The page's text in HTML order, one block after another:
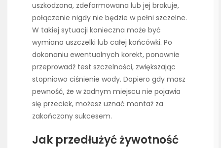
uszkodzona, zdeformowana lub jej brakuje,
połączenie nigdy nie będzie w pełni szczelne.
W takiej sytuacji konieczna może być
wymiana uszczelki lub całej końcówki. Po
dokonaniu ewentualnych korekt, ponownie
przeprowadź test szczelności, zwiększając
stopniowo ciśnienie wody. Dopiero gdy masz
pewność, że w żadnym miejscu nie pojawia
się przeciek, możesz uznać montaż za
zakończony sukcesem.
Jak przedłużyć żywotność